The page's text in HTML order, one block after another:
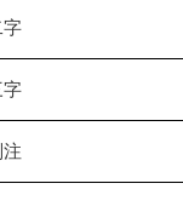
字
字
注